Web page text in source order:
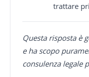
trattare
Questa risposta è
e ha scopo
consulenza legale